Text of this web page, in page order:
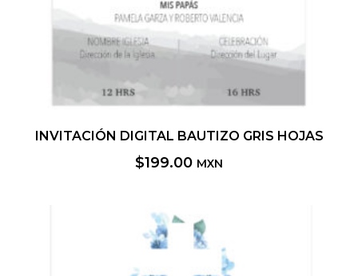
INVITACIÓN DIGITAL BAUTIZO GRIS HOJAS
$199.00 MXN